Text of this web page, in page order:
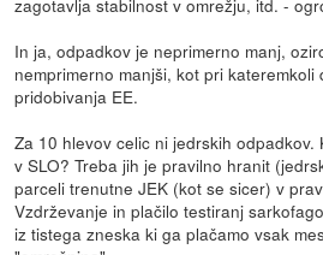
In ja, odpadkov je neprimerno manj,
nemprimerno manjši, kot pri kateremkoli
pridobivanja EE.
Za 10 hlevov celic ni jedrskih odpadkov.
v SLO? Treba jih je pravilno hranit
parceli trenutne JEK (kot se sicer) v
Vzdrževanje in plačilo testiranj
iz tistega zneska ki ga plačamo vsak